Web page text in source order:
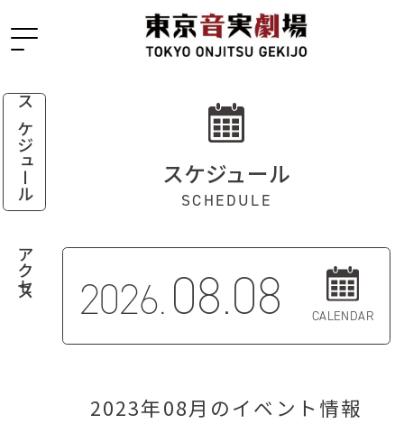
スケジュール
アクセス
スケジュール
SCHEDULE
2026.08.08 CALENDAR
2023年08月のイベント情報